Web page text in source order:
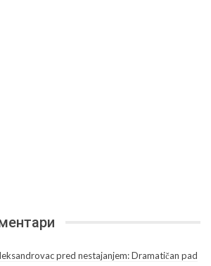
pred nestajanjem: Dramatičan pad